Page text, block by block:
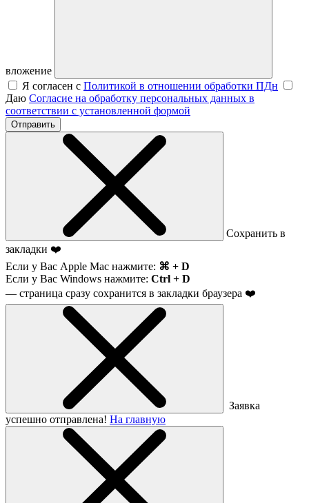
вложение
Я согласен с Политикой в отношении обработки ПДн
Даю Согласие на обработку персональных данных в
соответствии с установленной формой
Отправить
Сохранить в
закладки ❤️
Если у Вас Apple Mac нажмите: ⌘ + D
Если у Вас Windows нажмите: Ctrl + D
— страница сразу сохранится в закладки браузера ❤️
Заявка
успешно отправлена! На главную